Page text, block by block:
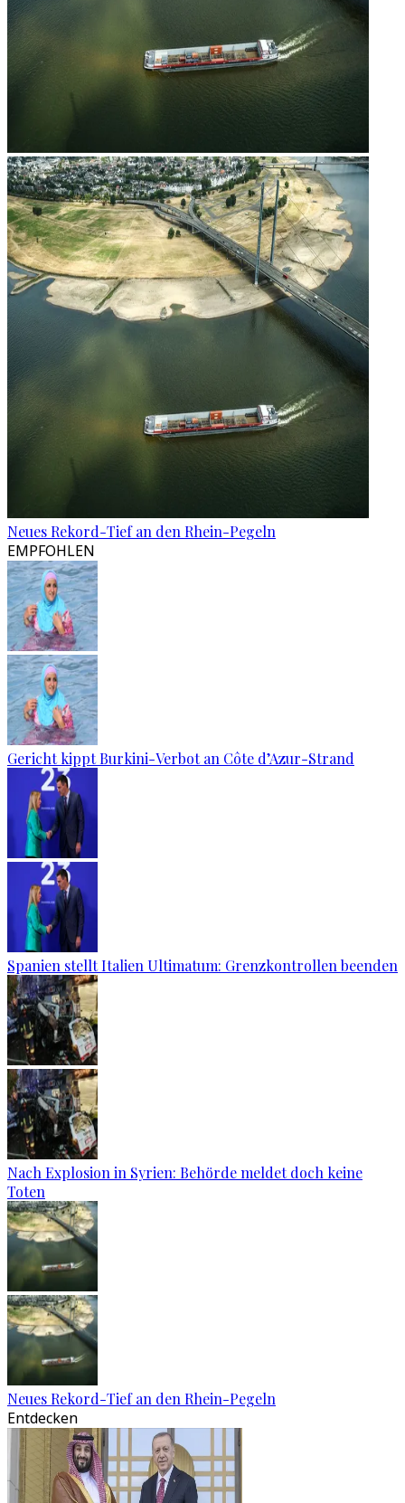
Neues Rekord-Tief an den Rhein-Pegeln
EMPFOHLEN
Gericht kippt Burkini-Verbot an Côte d’Azur-Strand
Spanien stellt Italien Ultimatum: Grenzkontrollen beenden
Nach Explosion in Syrien: Behörde meldet doch keine
Toten
Neues Rekord-Tief an den Rhein-Pegeln
Entdecken